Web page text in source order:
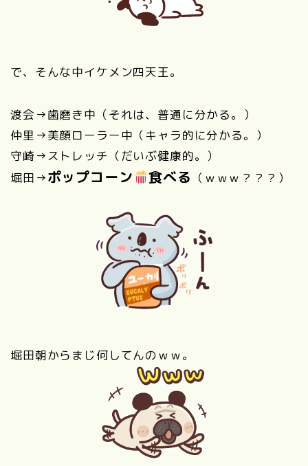
で、そんな中イケメン四天王。
渡会→歯磨き中（それは、普通に分かる。）
仲里→美顔ローラー中（キャラ的に分かる。）
守崎→ストレッチ（だいぶ健康的。）
堀田→ポップコーン 食べる （ｗｗｗ？？？）
堀田朝からまじ何してんのｗｗ。